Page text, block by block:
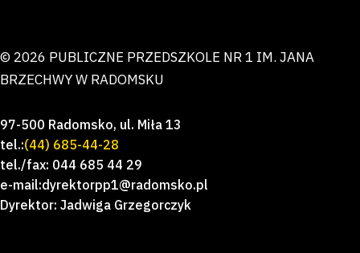
© 2026 PUBLICZNE PRZEDSZKOLE NR 1 IM. JANA
BRZECHWY W RADOMSKU
97-500 Radomsko, ul. Miła 13
tel.:(44) 685-44-28
tel./fax: 044 685 44 29
e-mail:dyrektorpp1@radomsko.pl
Dyrektor: Jadwiga Grzegorczyk